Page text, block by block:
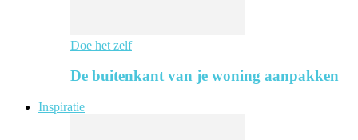
Doe het zelf
De buitenkant van je woning aanpakken
Inspiratie